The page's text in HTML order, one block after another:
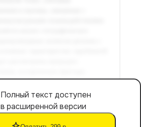
Полный текст доступен
в расширенной версии